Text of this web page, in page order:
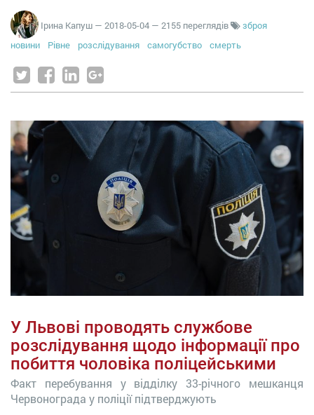
Ірина Капуш — 2018-05-04 — 2155 переглядів
зброя
новини
Рівне розслідування самогубство смерть
У Львові проводять службове
розслідування щодо інформації про
побиття чоловіка поліцейськими
Факт перебування у відділку 33-річного мешканця
Червонограда у поліції підтверджують